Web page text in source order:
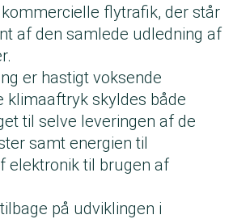
kommercielle flytrafik, der står
af den samlede udledning af
er hastigt voksende
klimaaftryk skyldes både
til selve leveringen af de
samt energien til
elektronik til brugen af
på udviklingen i